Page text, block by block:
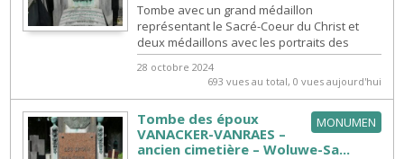
Tombe avec un grand médaillon
représentant le Sacré-Coeur du Christ et
deux médaillons avec les portraits des
défunts. En dessous, deux mains unies.
28 octobre 2024
693 vues au total, 0 vues aujourd'hui
MONUMEN
Tombe des époux
VANACKER-VANRAES –
ancien cimetière – Woluwe-Sa...